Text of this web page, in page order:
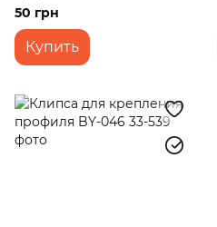
50 грн
Купить